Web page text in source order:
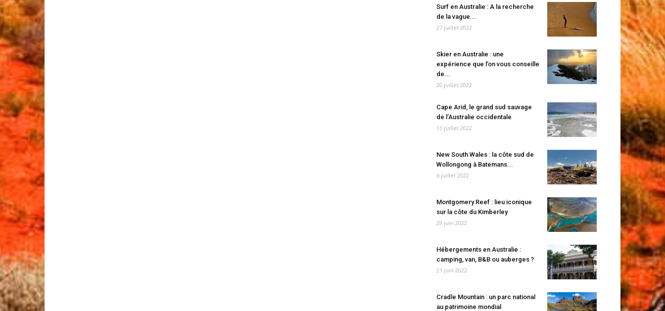
Surf en Australie : A la recherche
de la vague...
27 juillet 2022
Skier en Australie : une
expérience que l’on vous conseille
de...
20 juillet 2022
Cape Arid, le grand sud sauvage
de l’Australie occidentale
13 juillet 2022
New South Wales : la côte sud de
Wollongong à Batemans...
6 juillet 2022
Montgomery Reef : lieu iconique
sur la côte du Kimberley
29 juin 2022
Hébergements en Australie :
camping, van, B&B ou auberges ?
21 juin 2022
Cradle Mountain : un parc national
au patrimoine mondial